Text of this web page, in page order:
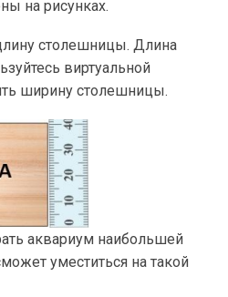
на рисунках.
столешницы. Длина
виртуальной
ширину столешницы.
аквариум наибольшей
уместиться на такой